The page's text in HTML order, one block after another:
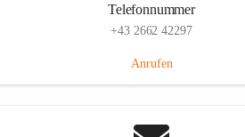
Telefonnummer
+43 2662 42297
Anrufen